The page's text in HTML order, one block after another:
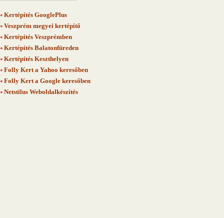
Kertépítés GooglePlus
Veszprém megyei kertépítő
Kertépítés Veszprémben
Kertépítés Balatonfüreden
Kertépítés Keszthelyen
Folly Kert a Yahoo keresőben
Folly Kert a Google keresőben
Netstilus Weboldalkészítés